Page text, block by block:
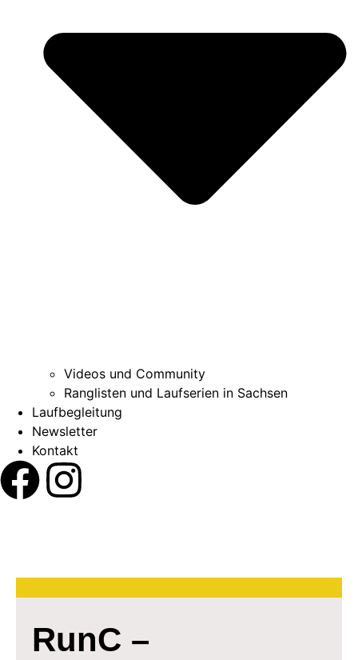
Videos und Community
Ranglisten und Laufserien in Sachsen
Laufbegleitung
Newsletter
Kontakt
RunC –